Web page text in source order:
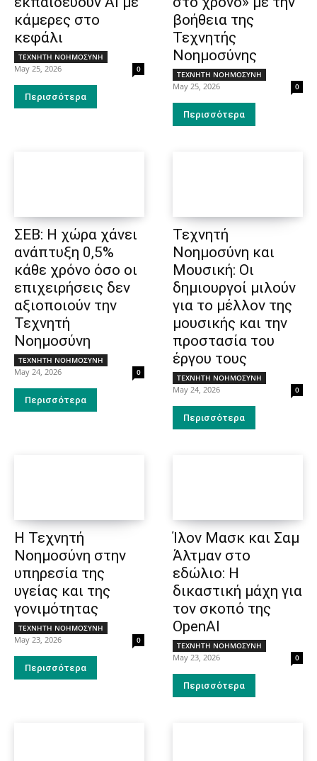
κάμερες στο
κεφάλι
ΤΕΧΝΗΤΗ ΝΟΗΜΟΣΥΝΗ
May 25, 2026 0
Περισσότερα
βοήθεια της
Τεχνητής
Νοημοσύνης
ΤΕΧΝΗΤΗ ΝΟΗΜΟΣΥΝΗ
May 25, 2026 0
Περισσότερα
ΣΕΒ: Η χώρα χάνει
ανάπτυξη 0,5%
κάθε χρόνο όσο οι
επιχειρήσεις δεν
αξιοποιούν την
Τεχνητή
Νοημοσύνη
ΤΕΧΝΗΤΗ ΝΟΗΜΟΣΥΝΗ
May 24, 2026 0
Περισσότερα
Τεχνητή
Νοημοσύνη και
Μουσική: Οι
δημιουργοί μιλούν
για το μέλλον της
μουσικής και την
προστασία του
έργου τους
ΤΕΧΝΗΤΗ ΝΟΗΜΟΣΥΝΗ
May 24, 2026 0
Περισσότερα
Η Τεχνητή
Νοημοσύνη στην
υπηρεσία της
υγείας και της
γονιμότητας
ΤΕΧΝΗΤΗ ΝΟΗΜΟΣΥΝΗ
May 23, 2026 0
Περισσότερα
Ίλον Μασκ και Σαμ
Άλτμαν στο
εδώλιο: Η
δικαστική μάχη για
τον σκοπό της
OpenAI
ΤΕΧΝΗΤΗ ΝΟΗΜΟΣΥΝΗ
May 23, 2026 0
Περισσότερα